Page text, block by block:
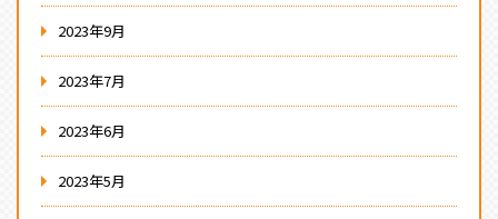
2023年9月
2023年7月
2023年6月
2023年5月